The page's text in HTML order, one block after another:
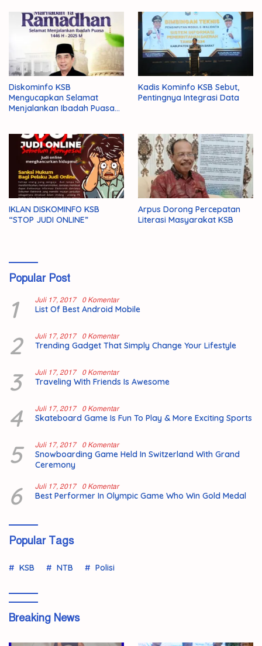
Diskominfo KSB
Mengucapkan Selamat
Menjalankan Ibadah Puasa
Kadis Kominfo KSB Sebut,
Pentingnya Integrasi Data
IKLAN DISKOMINFO KSB
“STOP JUDI ONLINE”
Arpus Dorong Percepatan
Literasi Masyarakat KSB
Popular Post
1 Juli 17, 2017 0 Komentar
List Of Best Android Mobile
2 Juli 17, 2017 0 Komentar
Trending Gadget That Simply Change Your Lifestyle
3 Juli 17, 2017 0 Komentar
Traveling With Friends Is Awesome
4 Juli 17, 2017 0 Komentar
Skateboard Game Is Fun To Play & More Exciting Sports
5 Juli 17, 2017 0 Komentar
Snowboarding Game Held In Switzerland With Grand
Ceremony
6 Juli 17, 2017 0 Komentar
Best Performer In Olympic Game Who Win Gold Medal
Popular Tags
KSB NTB Polisi
Breaking News